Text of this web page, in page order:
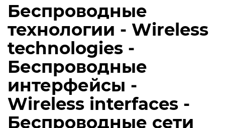
Беспроводные
технологии - Wireless
technologies -
Беспроводные
интерфейсы -
Wireless interfaces -
Беспроводные сети